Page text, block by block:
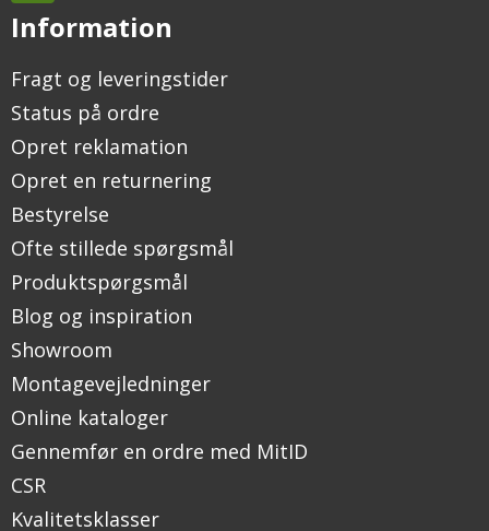
Information
Fragt og leveringstider
Status på ordre
Opret reklamation
Opret en returnering
Bestyrelse
Ofte stillede spørgsmål
Produktspørgsmål
Blog og inspiration
Showroom
Montagevejledninger
Online kataloger
Gennemfør en ordre med MitID
CSR
Kvalitetsklasser